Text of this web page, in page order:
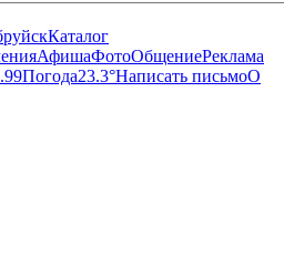
Каталог
АфишаФотоОбщениеРеклама
Погода23.3°Написать письмоО